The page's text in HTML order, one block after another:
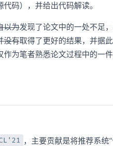
代码），并给出代码解读。
以为发现了论文中的一处不足
没有取得了更好的结果，并据
作为笔者熟悉论文过程中的一件
，主要贡献是将推荐系统